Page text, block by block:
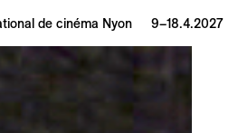
de cinéma Nyon 9–18.4.2027